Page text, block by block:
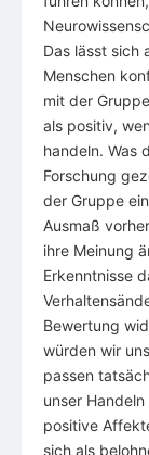
Das lässt sich
Menschen
mit der
als positiv,
handeln. Was
Forschung
der Gruppe
Ausmaß
ihre Meinung
Erkenntnisse
Bewertung
würden wir
passen
unser
positive
sich als